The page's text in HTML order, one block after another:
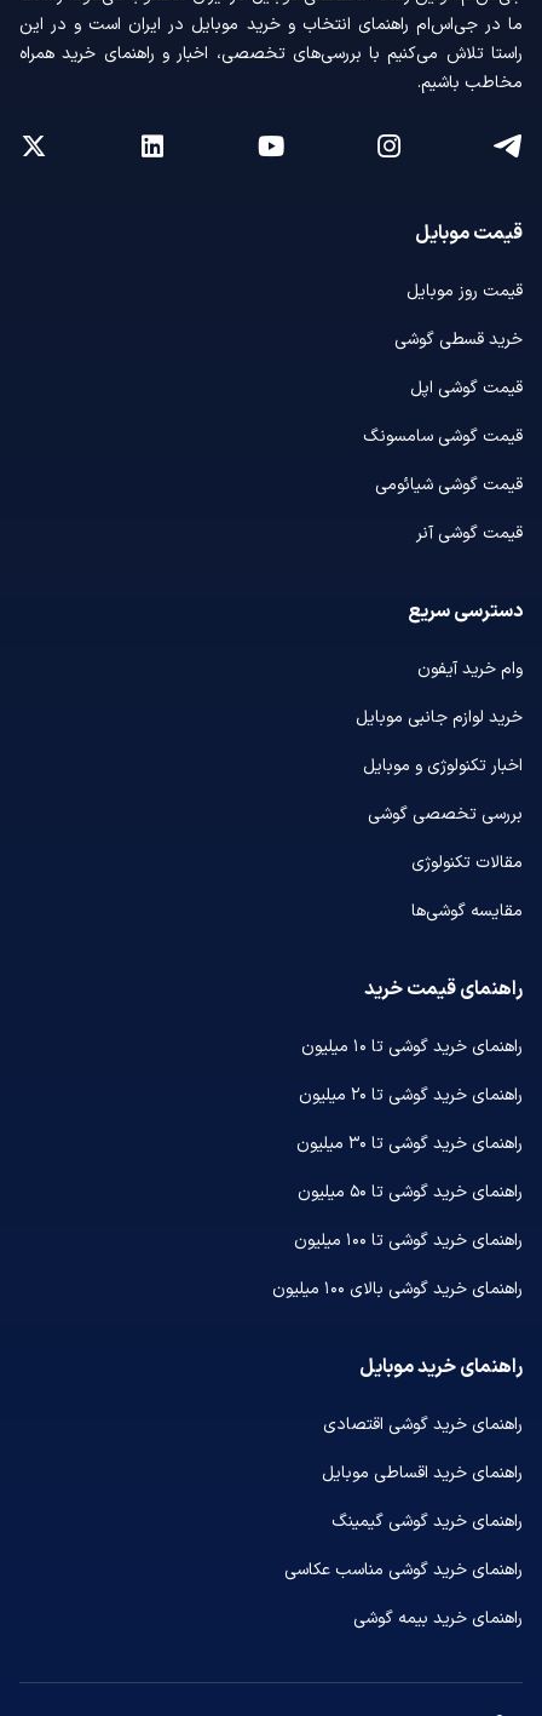
ما در جی‌اس‌ام راهنمای انتخاب و خرید موبایل در ایران است و در این
راستا تلاش می‌کنیم با بررسی‌های تخصصی، اخبار و راهنمای خرید همراه
مخاطب باشیم.
قیمت موبایل
قیمت روز موبایل
خرید قسطی گوشی
قیمت گوشی اپل
قیمت گوشی سامسونگ
قیمت گوشی شیائومی
قیمت گوشی آنر
دسترسی سریع
وام خرید آیفون
خرید لوازم جانبی موبایل
اخبار تکنولوژی و موبایل
بررسی تخصصی گوشی
مقالات تکنولوژی
مقایسه گوشی‌ها
راهنمای قیمت خرید
راهنمای خرید گوشی تا ۱۰ میلیون
راهنمای خرید گوشی تا ۲۰ میلیون
راهنمای خرید گوشی تا ۳۰ میلیون
راهنمای خرید گوشی تا ۵۰ میلیون
راهنمای خرید گوشی تا ۱۰۰ میلیون
راهنمای خرید گوشی بالای ۱۰۰ میلیون
راهنمای خرید موبایل
راهنمای خرید گوشی اقتصادی
راهنمای خرید اقساطی موبایل
راهنمای خرید گوشی گیمینگ
راهنمای خرید گوشی مناسب عکاسی
راهنمای خرید بیمه گوشی